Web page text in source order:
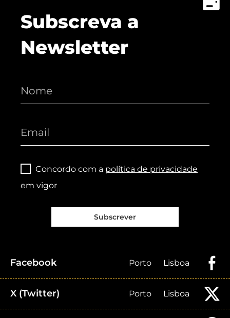
Subscreva a
Newsletter
Concordo com a política de privacidade
em vigor
Subscrever
Facebook Porto Lisboa
X (Twitter) Porto Lisboa